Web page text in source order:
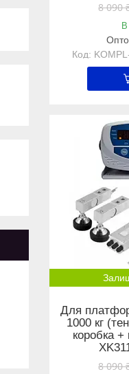
8 090
В
Для
1000 кг
коробка
8 090